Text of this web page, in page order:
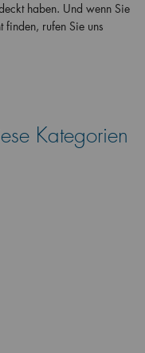
haben. Und wenn Sie
finden, rufen Sie uns
Kategorien